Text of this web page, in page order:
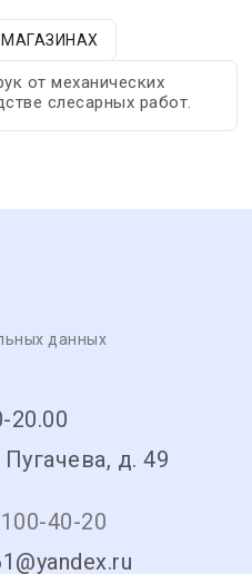
от механических
слесарных работ.
данных
20.00
д. 49
40-20